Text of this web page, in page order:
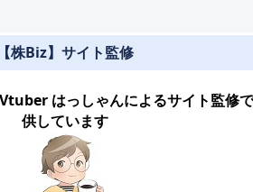
【株Biz】サイト監修
Vtuber はっしゃんによるサイト監修
供しています